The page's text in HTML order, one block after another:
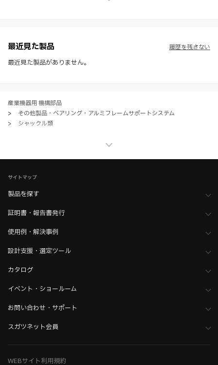
社製品の使用ご検討、又は販売促進目的の利用に限ります。
※ 本WEBサイト製品情報のご利用にあたっては、WEBサイト利用規
約、プライバシーポリシー、製品情報ガイドをご確認いただき、内容の
最近見た製品
最近見た製品がありません。
履歴を残さない
産業機器用 機構部品
>
その他製品・ベアリング・アルミフレームサポートシステム
>
シャックル類
その他製品・ベアリング・アルミフレームサポートシステム
> 全て（その他製品・ベアリング）
家具金物・建築金物
家具金物・建築金物
>
全て（フック・吊金物）
サイトマップ
製品を探す
証明書・報告書発行
使用例・解決事例
設計支援・選定ツール
カタログ
イベント・ショールーム
お問い合わせ・サポート
スガツネット会員
WEBサイト利用規約